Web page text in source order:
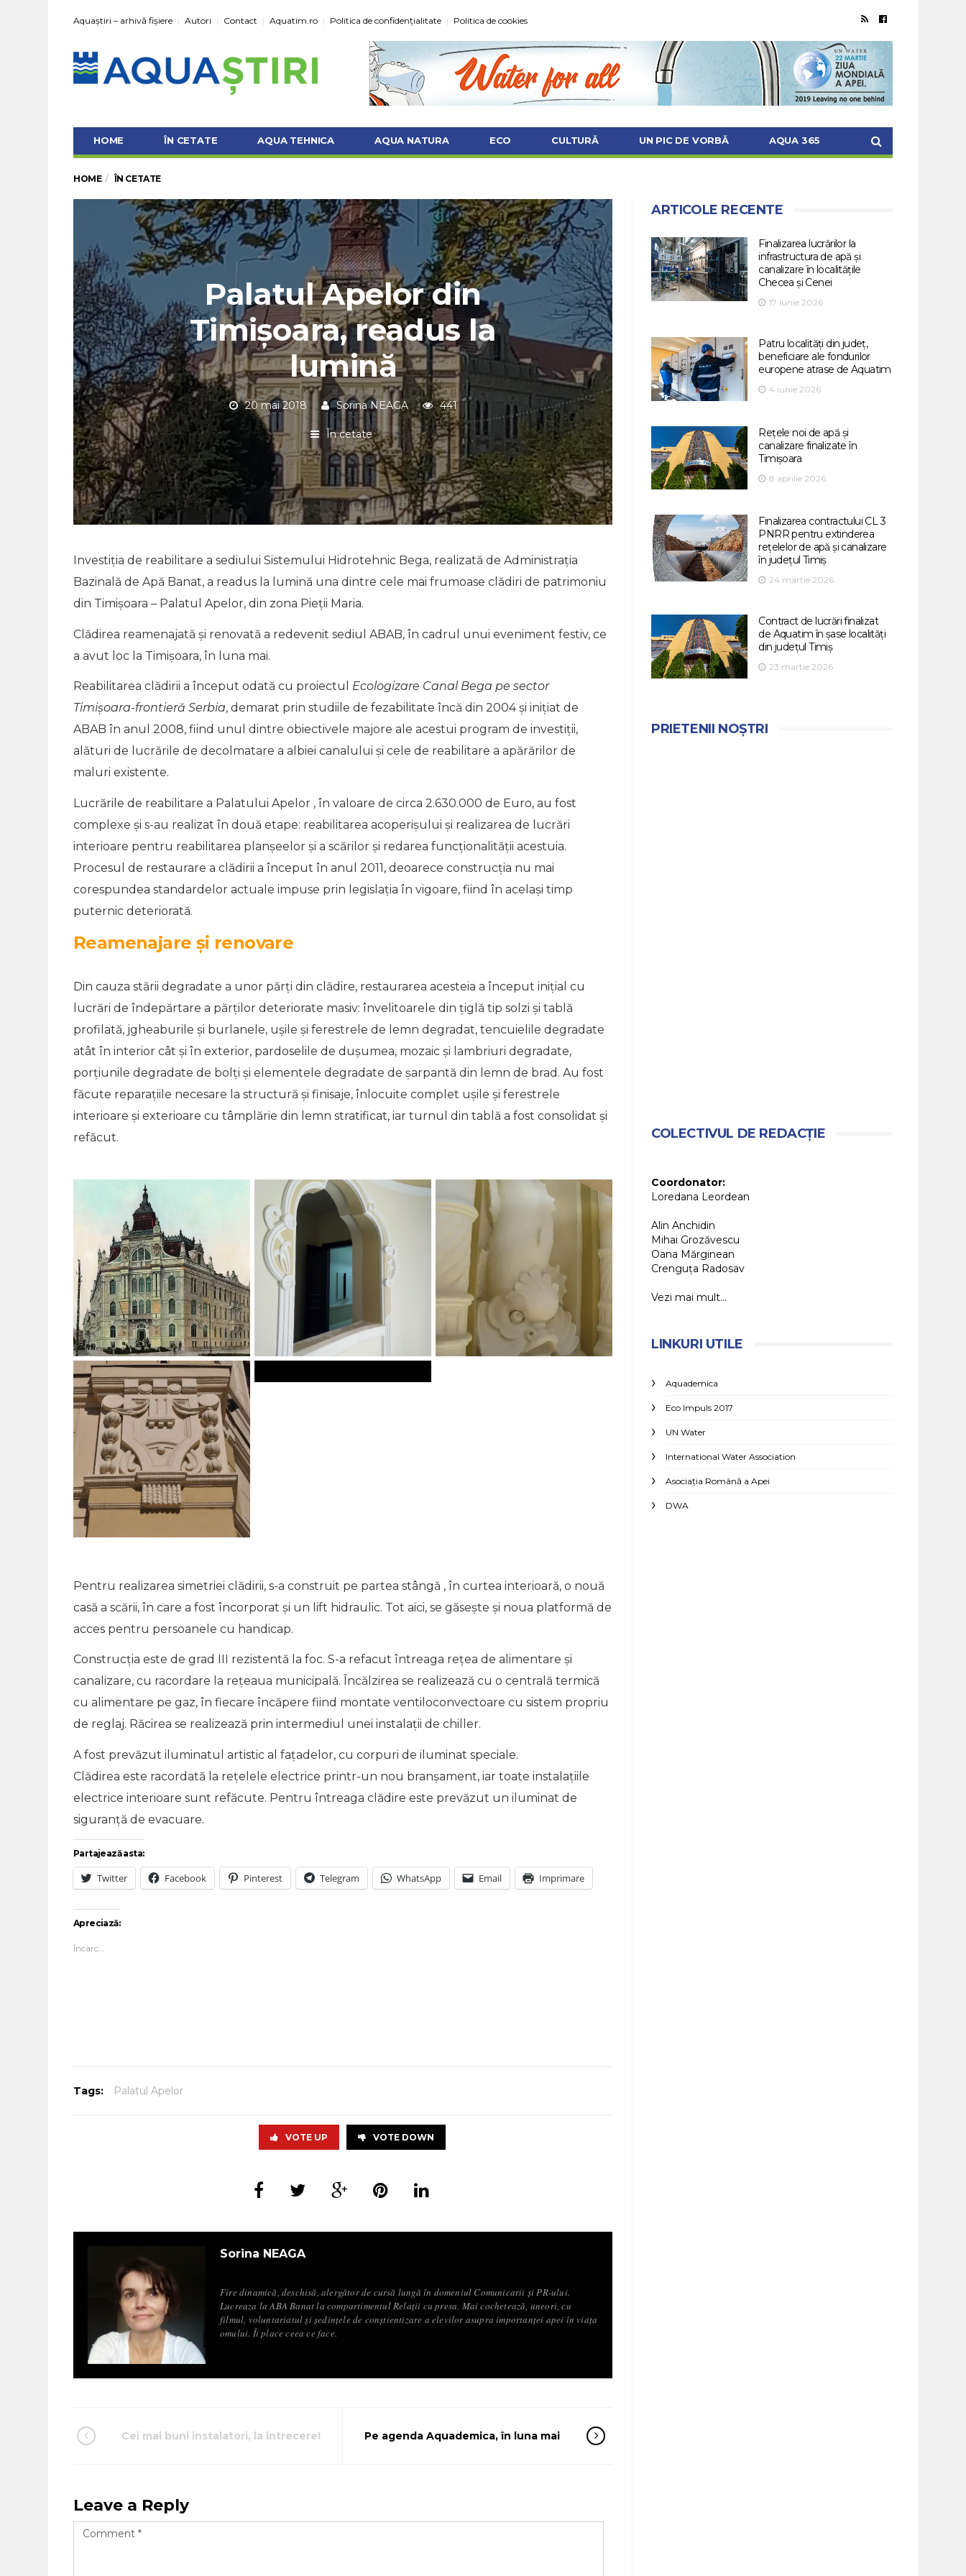
Aquaștiri – arhivă fișiere Autori Contact Aquatim.ro Politica de confidențialitate Politica de cookies
HOME ÎN CETATE AQUA TEHNICA AQUA NATURA ECO CULTURĂ UN PIC DE VORBĂ AQUA 365
HOME ÎN CETATE
Palatul Apelor din
Timișoara, readus la
lumină
20 mai 2018 Sorina NEAGA 441
În cetate
Investiţia de reabilitare a sediului Sistemului Hidrotehnic Bega, realizată de Administrația
Bazinală de Apă Banat, a readus la lumină una dintre cele mai frumoase clădiri de patrimoniu
din Timișoara – Palatul Apelor, din zona Pieții Maria.
Clădirea reamenajată și renovată a redevenit sediul ABAB, în cadrul unui eveniment festiv, ce
a avut loc la Timișoara, în luna mai.
Reabilitarea clădirii a început odată cu proiectul Ecologizare Canal Bega pe sector
Timişoara-frontieră Serbia, demarat prin studiile de fezabilitate încă din 2004 şi iniţiat de
ABAB în anul 2008, fiind unul dintre obiectivele majore ale acestui program de investiții,
alături de lucrările de decolmatare a albiei canalului și cele de reabilitare a apărărilor de
maluri existente.
Lucrările de reabilitare a Palatului Apelor , în valoare de circa 2.630.000 de Euro, au fost
complexe și s-au realizat în două etape: reabilitarea acoperişului şi realizarea de lucrări
interioare pentru reabilitarea planşeelor şi a scărilor și redarea funcţionalităţii acestuia.
Procesul de restaurare a clădirii a început în anul 2011, deoarece construcţia nu mai
corespundea standardelor actuale impuse prin legislaţia în vigoare, fiind în acelaşi timp
puternic deteriorată.
Reamenajare și renovare
Din cauza stării degradate a unor părţi din clădire, restaurarea acesteia a început iniţial cu
lucrări de îndepărtare a părţilor deteriorate masiv: învelitoarele din ţiglă tip solzi şi tablă
profilată, jgheaburile şi burlanele, uşile şi ferestrele de lemn degradat, tencuielile degradate
atât în interior cât şi în exterior, pardoselile de duşumea, mozaic şi lambriuri degradate,
porţiunile degradate de bolţi şi elementele degradate de şarpantă din lemn de brad. Au fost
făcute reparațiile necesare la structură și finisaje, înlocuite complet uşile şi ferestrele
interioare şi exterioare cu tâmplărie din lemn stratificat, iar turnul din tablă a fost consolidat şi
refăcut.
Pentru realizarea simetriei clădirii, s-a construit pe partea stângă , în curtea interioară, o nouă
casă a scării, în care a fost încorporat şi un lift hidraulic. Tot aici, se găseşte şi noua platformă de
acces pentru persoanele cu handicap.
Construcţia este de grad III rezistentă la foc. S-a refacut întreaga reţea de alimentare şi
canalizare, cu racordare la reţeaua municipală. Încălzirea se realizează cu o centrală termică
cu alimentare pe gaz, în fiecare încăpere fiind montate ventiloconvectoare cu sistem propriu
de reglaj. Răcirea se realizează prin intermediul unei instalaţii de chiller.
A fost prevăzut iluminatul artistic al faţadelor, cu corpuri de iluminat speciale.
Clădirea este racordată la reţelele electrice printr-un nou branşament, iar toate instalaţiile
electrice interioare sunt refăcute. Pentru întreaga clădire este prevăzut un iluminat de
siguranţă de evacuare.
Partajează asta:
Twitter Facebook Pinterest Telegram WhatsApp Email Imprimare
Apreciază:
Încarc...
Tags: Palatul Apelor
VOTE UP VOTE DOWN
Sorina NEAGA
Fire dinamică, deschisă, alergător de cursă lungă în domeniul Comunicarii și PR-ului.
Lucreaza la ABA Banat la compartimentul Relații cu presa. Mai cochetează, uneori, cu
filmul, voluntariatul și ședințele de conștientizare a elevilor asupra importanței apei în viața
omului. Îi place ceea ce face.
Cei mai buni instalatori, la întrecere! Pe agenda Aquademica, în luna mai
Leave a Reply
ARTICOLE RECENTE
Finalizarea lucrărilor la
infrastructura de apă și
canalizare în localitățile
Checea și Cenei
17 iunie 2026
Patru localități din județ,
beneficiare ale fondurilor
europene atrase de Aquatim
4 iunie 2026
Rețele noi de apă și
canalizare finalizate în
Timișoara
8 aprilie 2026
Finalizarea contractului CL 3
PNRR pentru extinderea
rețelelor de apă și canalizare
în județul Timiș
24 martie 2026
Contract de lucrări finalizat
de Aquatim în șase localități
din județul Timiș
23 martie 2026
PRIETENII NOȘTRI
COLECTIVUL DE REDACȚIE
Coordonator:
Loredana Leordean
Alin Anchidin
Mihai Grozăvescu
Oana Mărginean
Crenguța Radosav
Vezi mai mult...
LINKURI UTILE
Aquademica
Eco Impuls 2017
UN Water
International Water Association
Asociaţia Română a Apei
DWA